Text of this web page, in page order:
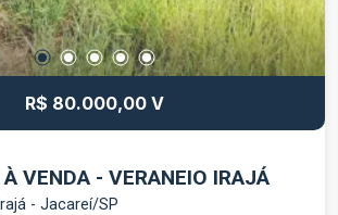
R$ 80.000,00 V
À VENDA - VERANEIO IRAJÁ
- Jacareí/SP